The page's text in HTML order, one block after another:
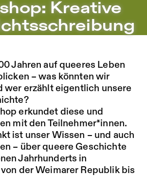
Geschichtsschreibung –
Kreative
Jahren auf queeres Leben
– was könnten wir
wer erzählt eigentlich unsere
erkundet diese und
mit den Teilnehmer*innen.
ist unser Wissen – und auch
– über queere Geschichte
Jahrhunderts in
der Weimarer Republik bis